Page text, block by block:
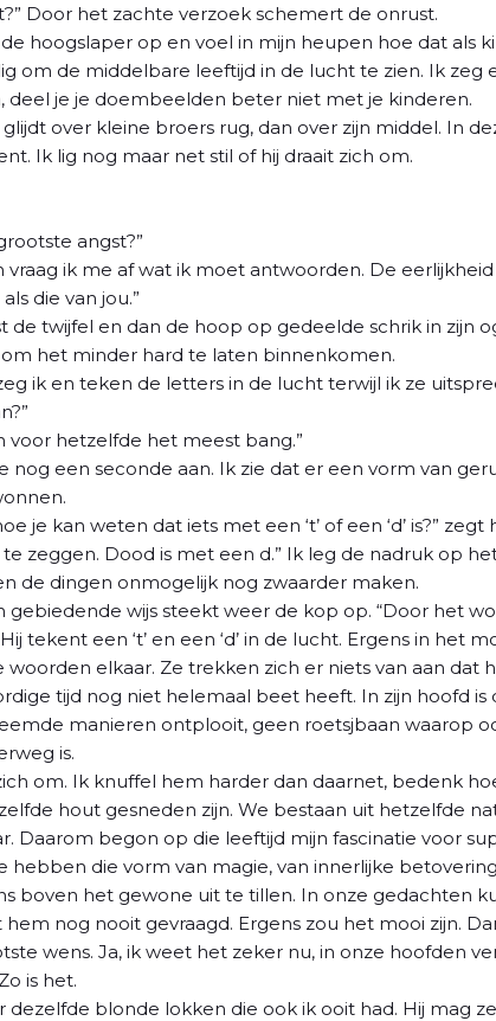
Door het zachte verzoek schemert de onrust.
hoogslaper op en voel in mijn heupen hoe dat als
om de middelbare leeftijd in de lucht te zien. Ik zeg
deel je je doembeelden beter niet met je kinderen.
over kleine broers rug, dan over zijn middel. In
Ik lig nog maar net stil of hij draait zich om.
angst?”
vraag ik me af wat ik moet antwoorden. De eerlijkheid
die van jou.”
de twijfel en dan de hoop op gedeelde schrik in zijn
het minder hard te laten binnenkomen.
zeg ik en teken de letters in de lucht terwijl ik ze
voor hetzelfde het meest bang.”
nog een seconde aan. Ik zie dat er een vorm van
je kan weten dat iets met een ‘t’ of een ‘d’ is?” zegt
te zeggen. Dood is met een d.” Ik leg de nadruk op
de dingen onmogelijk nog zwaarder maken.
gebiedende wijs steekt weer de kop op. “Door het
Hij tekent een ‘t’ en een ‘d’ in de lucht. Ergens in het
woorden elkaar. Ze trekken zich er niets van aan dat
tijd nog niet helemaal beet heeft. In zijn hoofd
manieren ontplooit, geen roetsjbaan waarop
is.
om. Ik knuffel hem harder dan daarnet, bedenk
hout gesneden zijn. We bestaan uit hetzelfde
Daarom begon op die leeftijd mijn fascinatie voor
hebben die vorm van magie, van innerlijke
boven het gewone uit te tillen. In onze gedachten
hem nog nooit gevraagd. Ergens zou het mooi zijn.
wens. Ja, ik weet het zeker nu, in onze hoofden
is het.
dezelfde blonde lokken die ook ik ooit had. Hij mag